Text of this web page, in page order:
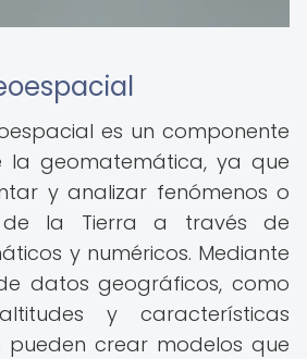
es un componente
la geomatemática, ya que
y analizar fenómenos o
de la Tierra a través de
y numéricos. Mediante
datos geográficos, como
y características
pueden crear modelos que